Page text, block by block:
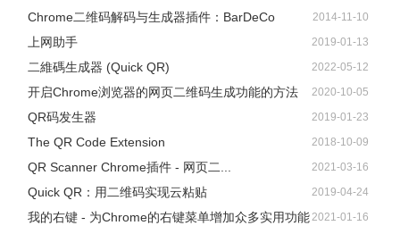
Chrome二维码解码与生成器插件：BarDeCo 2014-11-10
上网助手 2019-01-13
二維碼生成器 (Quick QR) 2022-05-12
开启Chrome浏览器的网页二维码生成功能的方法 2020-10-05
QR码发生器 2019-01-23
The QR Code Extension 2018-10-09
QR Scanner Chrome插件 - 网页二... 2021-03-16
Quick QR：用二维码实现云粘贴 2019-04-24
我的右键 - 为Chrome的右键菜单增加众多实用功能2021-01-16